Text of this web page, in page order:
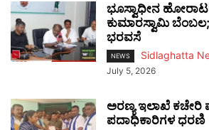
ಭೂಸ್ವಾಧೀನ
ಕುಮಾರಸ್ವಾಮಿ ಬೆಂಬಲ;
ಭರವಸೆ
NEWS Sidlaghatta
July 5, 2026
ಅರಣ್ಯ ಇಲಾಖೆ ಕಚೇರಿ
ಪದಾಧಿಕಾರಿಗಳ ಧರಣಿ